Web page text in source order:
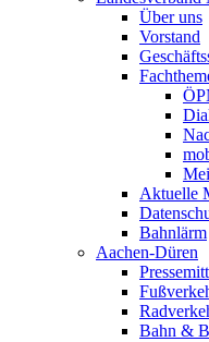
Über uns
Vorstand
Aktuelle
Bahnlärm
Aachen-Düren
Bahn &